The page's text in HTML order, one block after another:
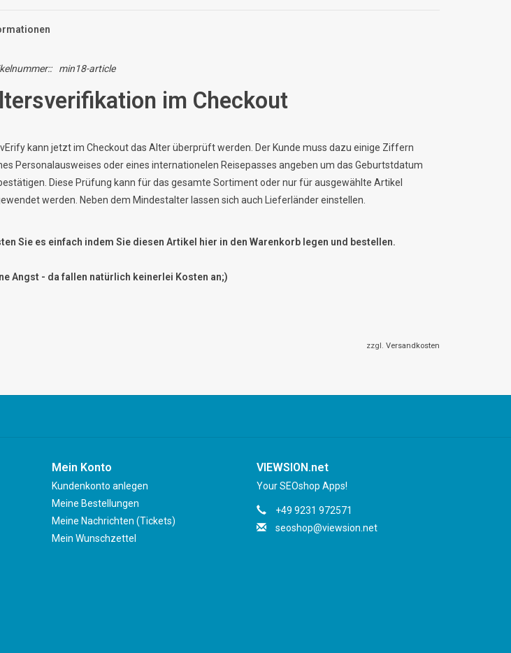
min18-article
im Checkout
kann jetzt im Checkout das Alter überprüft werden. Der Kunde muss dazu einige Ziffern
Personalausweises oder eines internationelen Reisepasses angeben um das Geburtstdatum
Diese Prüfung kann für das gesamte Sortiment oder nur für ausgewählte Artikel
werden. Neben dem Mindestalter lassen sich auch Lieferländer einstellen.
Sie es einfach indem Sie diesen Artikel hier in den Warenkorb legen und bestellen.
Angst - da fallen natürlich keinerlei Kosten an;)
zzgl. Versandkosten
Mein Konto
Kundenkonto anlegen
Meine Bestellungen
Meine Nachrichten (Tickets)
Mein Wunschzettel
VIEWSION.net
Your SEOshop Apps!
+49 9231 972571
seoshop@viewsion.net